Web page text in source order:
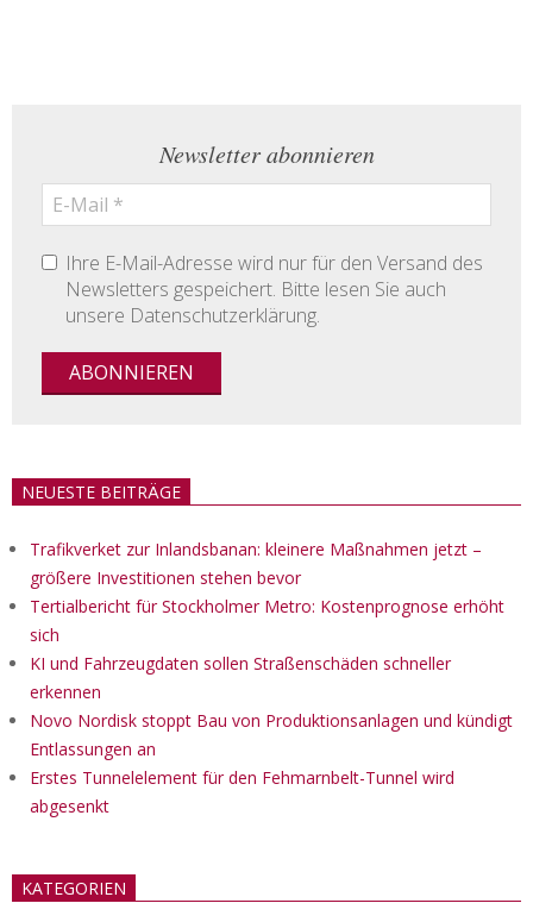
Newsletter abonnieren
Ihre E-Mail-Adresse wird nur für den Versand des
Newsletters gespeichert. Bitte lesen Sie auch
unsere Datenschutzerklärung.
NEUESTE BEITRÄGE
Trafikverket zur Inlandsbanan: kleinere Maßnahmen jetzt –
größere Investitionen stehen bevor
Tertialbericht für Stockholmer Metro: Kostenprognose erhöht
sich
KI und Fahrzeugdaten sollen Straßenschäden schneller
erkennen
Novo Nordisk stoppt Bau von Produktionsanlagen und kündigt
Entlassungen an
Erstes Tunnelelement für den Fehmarnbelt-Tunnel wird
abgesenkt
KATEGORIEN